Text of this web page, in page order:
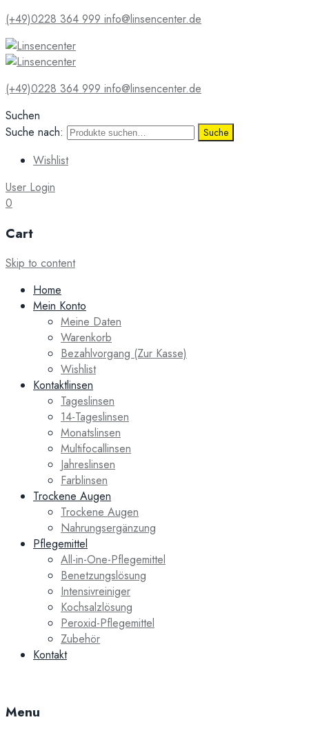
(+49)0228 364 999 info@linsencenter.de
(+49)0228 364 999 info@linsencenter.de
Suchen
Suche nach:
Suche
Wishlist
User Login
0
Cart
Skip to content
Home
Mein Konto
Meine Daten
Warenkorb
Bezahlvorgang (Zur Kasse)
Wishlist
Kontaktlinsen
Tageslinsen
14-Tageslinsen
Monatslinsen
Multifocallinsen
Jahreslinsen
Farblinsen
Trockene Augen
Trockene Augen
Nahrungsergänzung
Pflegemittel
All-in-One-Pflegemittel
Benetzungslösung
Intensivreiniger
Kochsalzlösung
Peroxid-Pflegemittel
Zubehör
Kontakt
Menu